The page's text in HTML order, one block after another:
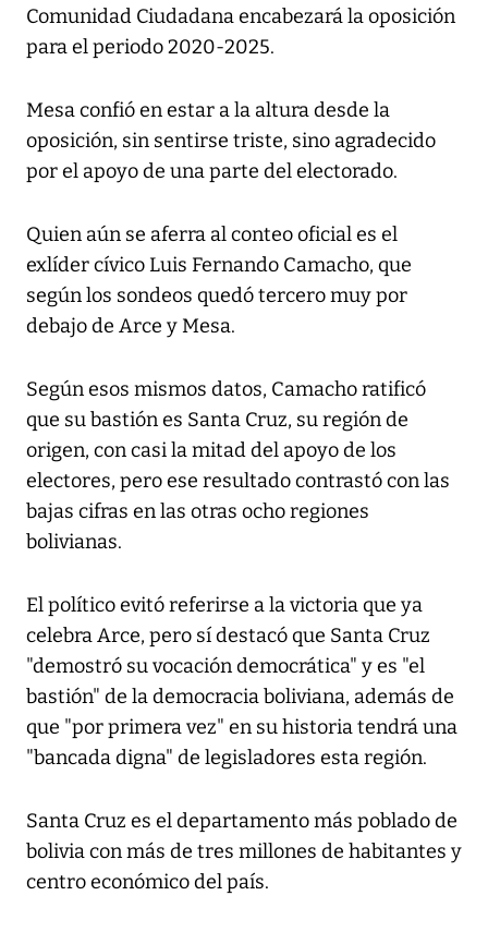
Comunidad Ciudadana encabezará la oposición
para el periodo 2020-2025.
Mesa confió en estar a la altura desde la
oposición, sin sentirse triste, sino agradecido
por el apoyo de una parte del electorado.
Quien aún se aferra al conteo oficial es el
exlíder cívico Luis Fernando Camacho, que
según los sondeos quedó tercero muy por
debajo de Arce y Mesa.
Según esos mismos datos, Camacho ratificó
que su bastión es Santa Cruz, su región de
origen, con casi la mitad del apoyo de los
electores, pero ese resultado contrastó con las
bajas cifras en las otras ocho regiones
bolivianas.
El político evitó referirse a la victoria que ya
celebra Arce, pero sí destacó que Santa Cruz
"demostró su vocación democrática" y es "el
bastión" de la democracia boliviana, además de
que "por primera vez" en su historia tendrá una
"bancada digna" de legisladores esta región.
Santa Cruz es el departamento más poblado de
bolivia con más de tres millones de habitantes y
centro económico del país.